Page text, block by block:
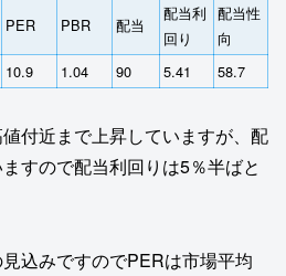
PER PBR 配当
配当利
回り
配当性
向
10.9 1.04 90 5.41 58.7
付近まで上昇していますが、配
すので配当利回りは5％半ばと
込みですのでPERは市場平均